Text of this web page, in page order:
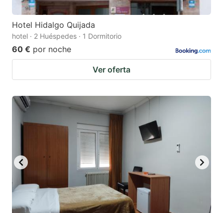
Hotel Hidalgo Quijada
hotel · 2 Huéspedes · 1 Dormitorio
60 € por noche
Ver oferta